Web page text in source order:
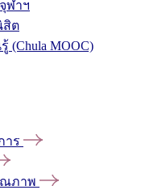
ฬาฯ
สิต
(Chula MOOC)
าร
ณภาพ